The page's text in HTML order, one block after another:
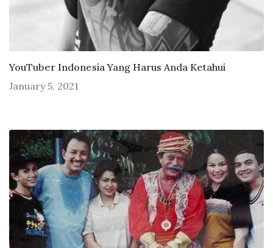
YouTuber Indonesia Yang Harus Anda Ketahui
January 5, 2021